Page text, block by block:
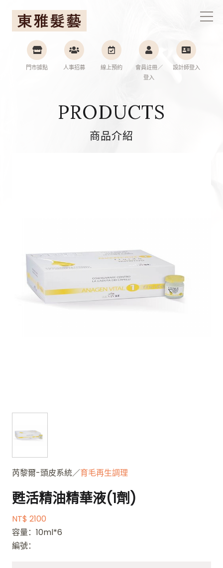
門市據點 人事招募 線上預約
會員註冊／
登入
設計師登入
PRODUCTS
商品介紹
芮黎爾-頭皮系統／育毛再生調理
甦活精油精華液(1劑)
NT$ 2100
容量：10ml*6
編號：